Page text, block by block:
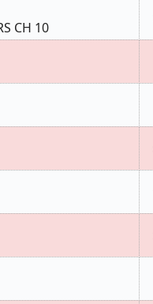
CH 10